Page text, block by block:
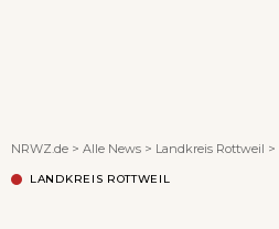
NRWZ.de > Alle News > Landkreis Rottweil >
LANDKREIS ROTTWEIL